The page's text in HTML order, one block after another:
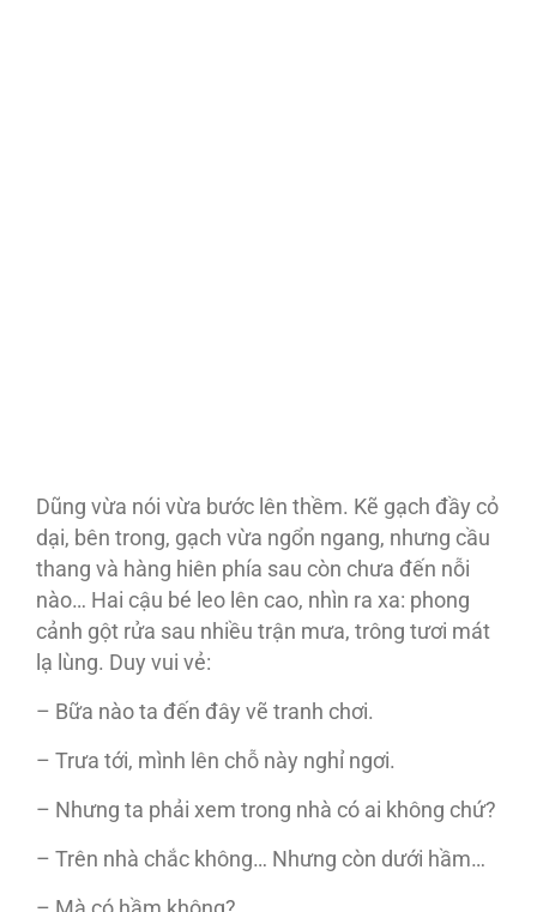
Dũng vừa nói vừa bước lên thềm. Kẽ gạch đầy cỏ
dại, bên trong, gạch vừa ngổn ngang, nhưng cầu
thang và hàng hiên phía sau còn chưa đến nỗi
nào… Hai cậu bé leo lên cao, nhìn ra xa: phong
cảnh gột rửa sau nhiều trận mưa, trông tươi mát
lạ lùng. Duy vui vẻ:
– Bữa nào ta đến đây vẽ tranh chơi.
– Trưa tới, mình lên chỗ này nghỉ ngơi.
– Nhưng ta phải xem trong nhà có ai không chứ?
– Trên nhà chắc không… Nhưng còn dưới hầm…